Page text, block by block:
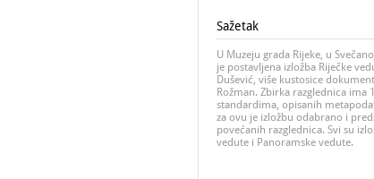
Sažetak
U Muzeju grada Rijeke, u
je postavljena izložba Riječke
Dušević, više kustosice
Rožman. Zbirka razglednica
standardima, opisanih
za ovu je izložbu odabrano i
povećanih razglednica. Svi su
vedute i Panoramske vedute.